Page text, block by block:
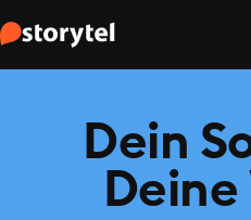
Dein